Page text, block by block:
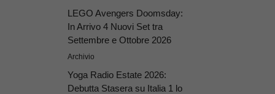
LEGO Avengers Doomsday:
In Arrivo 4 Nuovi Set tra
Settembre e Ottobre 2026
Archivio
Yoga Radio Estate 2026:
Debutta Stasera su Italia 1 lo